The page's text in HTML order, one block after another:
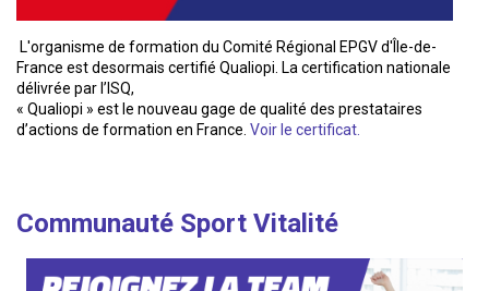
L'organisme de formation du Comité Régional EPGV d'Île-de-
France est desormais certifié Qualiopi. La certification nationale
délivrée par l’ISQ,
« Qualiopi » est le nouveau gage de qualité des prestataires
d’actions de formation en France. Voir le certificat.
Communauté Sport Vitalité